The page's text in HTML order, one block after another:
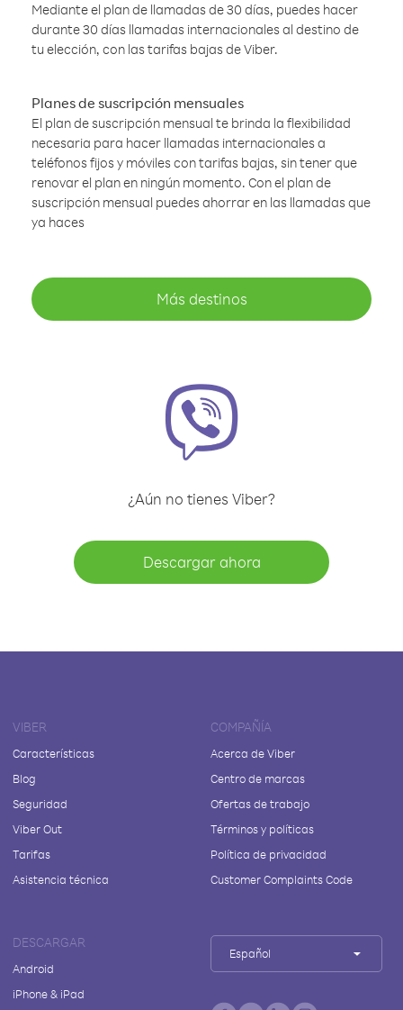
Mediante el plan de llamadas de 30 días, puedes hacer
durante 30 días llamadas internacionales al destino de
tu elección, con las tarifas bajas de Viber.
Planes de suscripción mensuales
El plan de suscripción mensual te brinda la flexibilidad
necesaria para hacer llamadas internacionales a
teléfonos fijos y móviles con tarifas bajas, sin tener que
renovar el plan en ningún momento. Con el plan de
suscripción mensual puedes ahorrar en las llamadas que
ya haces
Más destinos
¿Aún no tienes Viber?
Descargar ahora
VIBER
Características
Blog
Seguridad
Viber Out
Tarifas
Asistencia técnica
COMPAÑÍA
Acerca de Viber
Centro de marcas
Ofertas de trabajo
Términos y políticas
Política de privacidad
Customer Complaints Code
DESCARGAR
Android
iPhone & iPad
Español